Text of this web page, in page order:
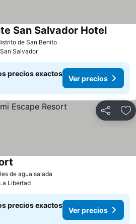
de San BenitoVer precios
San Salvador HotelVer
San Salvador
precios exactos
Ver precios
Compartir
de agua salada
La Libertad
precios exactos
Ver precios